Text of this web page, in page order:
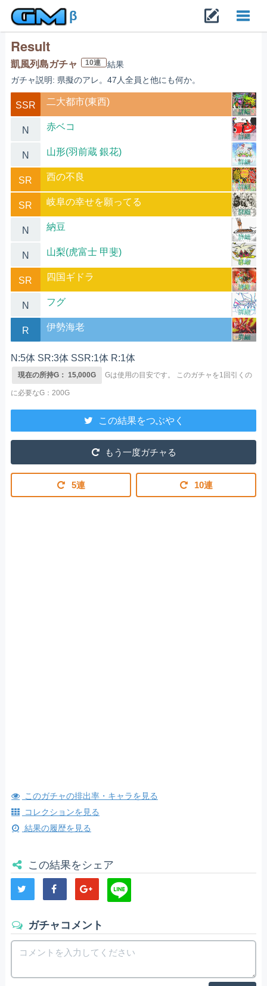
β
Result
凱風列島ガチャ 10連
結果
ガチャ説明: 県擬のアレ。47人全員と他にも何か。
SSR 二大都市(東西)
詳細
N 赤ベコ
詳細
N 山形(羽前蔵 銀花)
詳細
SR 西の不良
詳細
SR 岐阜の幸せを願ってる
詳細
N 納豆
詳細
N 山梨(虎富士 甲斐)
詳細
SR 四国ギドラ
詳細
N フグ
詳細
R 伊勢海老
詳細
N:5体 SR:3体 SSR:1体 R:1体
現在の所持G： 15,000G Gは使用の目安です。 このガチャを1回引くの
に必要なG：200G
この結果をつぶやく
もう一度ガチャる
5連 10連
このガチャの排出率・キャラを見る
コレクションを見る
結果の履歴を見る
この結果をシェア
ガチャコメント